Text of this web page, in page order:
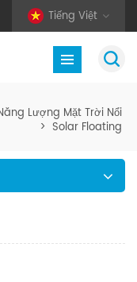
Tiếng Việt
Lượng Mặt Trời Nổi
> Solar Floating